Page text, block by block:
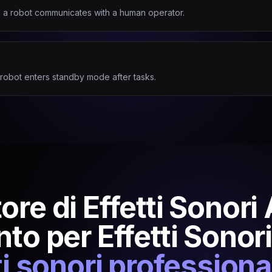
robot communicates with a human operator.
enters standby mode after tasks.
di Effetti Sonori
per Effetti